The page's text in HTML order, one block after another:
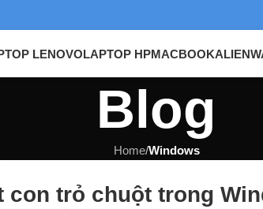
LENOVOLAPTOP HPMACBOOK
Blog
Home/Windows
con trỏ chuột trong